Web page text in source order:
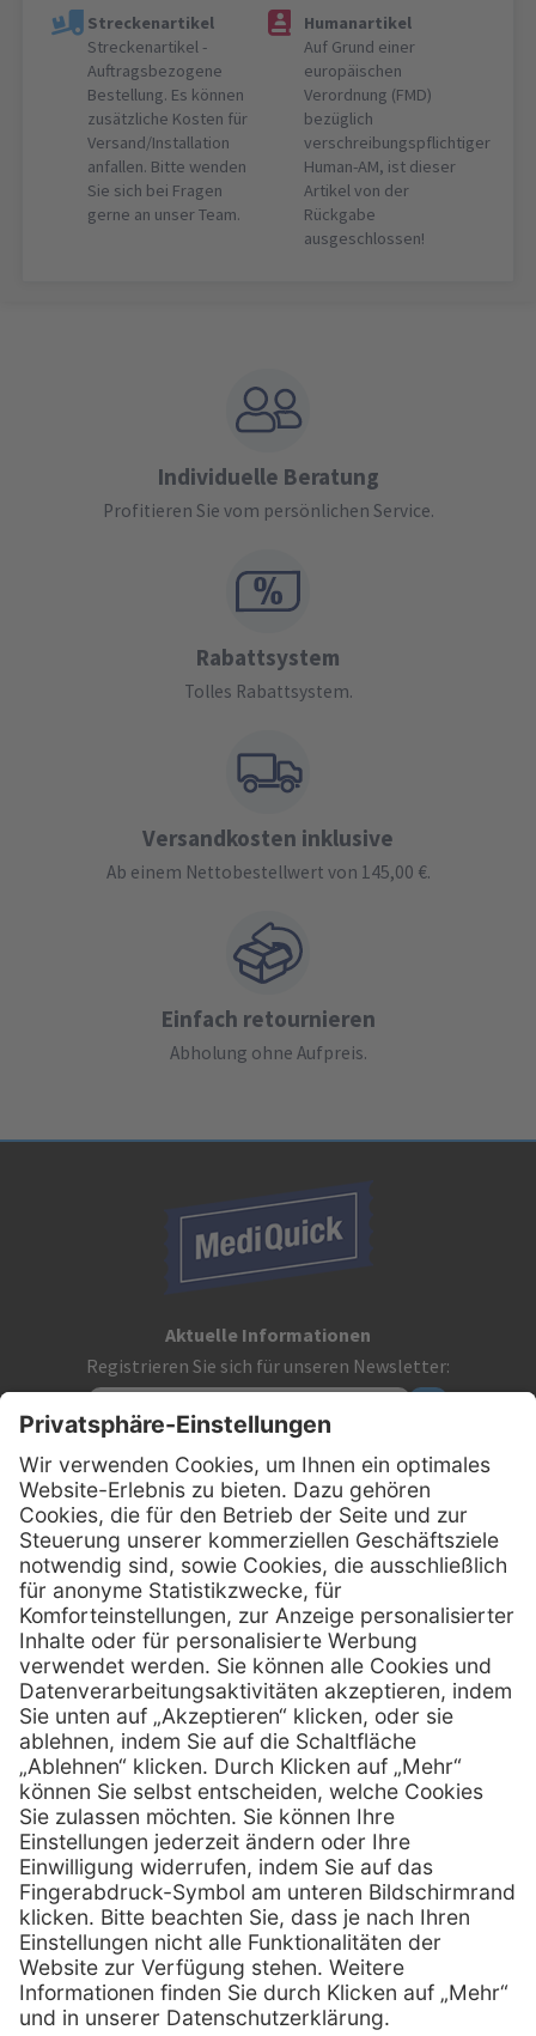
Streckenartikel
Streckenartikel -
Auftragsbezogene
Bestellung. Es können
zusätzliche Kosten für
Versand/Installation
anfallen. Bitte wenden
Sie sich bei Fragen
gerne an unser Team.
Humanartikel
Auf Grund einer
europäischen
Verordnung (FMD)
bezüglich
verschreibungspflichtiger
Human-AM, ist dieser
Artikel von der
Rückgabe
ausgeschlossen!
Individuelle Beratung
Profitieren Sie vom persönlichen Service.
Rabattsystem
Tolles Rabattsystem.
Versandkosten inklusive
Ab einem Nettobestellwert von 145,00 €.
Einfach retournieren
Abholung ohne Aufpreis.
Aktuelle Informationen
Registrieren Sie sich für unseren Newsletter:
Kontakt
MediQuick Arzt- und Krankenhausbedarfshandel GmbH
Hans-Wunderlich-Straße 7
D-49078 Osnabrück
Telefon:0800 - 633 43 66
E-Mail: info @ mediquick.de
Services
Serviceversprechen
Sprechstundenbedarf
Retoure anmelden
Hilfe
FAQs
Kontakt
Lob & Kritik
Zertifikat Rechtliches
AGB
Impressum
Datenschutz